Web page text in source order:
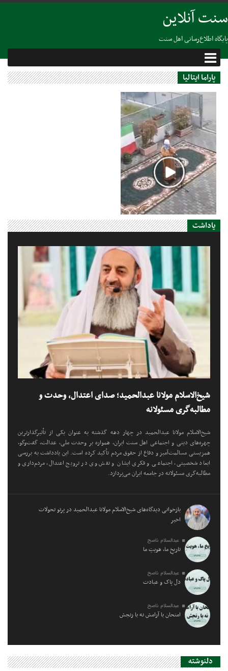
سنت آنلاین
پایگاه اطلاع‌رسانی اهل سنت
پاراما ایتالیا
28 آوریل 2020
پخش اذان از بلندگو برای
ایتالیا+فیلم
یاداشت
شیخ‌الاسلام مولانا عبدالحمید؛ صدای اعتدال، وحدت و
مطالبه‌گری مسئولانه
شیخ‌الاسلام مولانا عبدالحمید در چهار دهه گذشته به عنوان یکی از تأثیرگذارترین
چهره‌های دینی و اجتماعی اهل سنت ایران، همواره بر وحدت ملی، عدالت، گفت‌وگو،
همزیستی مسالمت‌آمیز و دفاع از حقوق مردم تأکید کرده است. این یادداشت به بررسی
ابعاد شخصیتی، اجتماعی و فکری ایشان و نقش وی در ترویج اعتدال، مردم‌داری و
مطالبه‌گری مسئولانه در جامعه ایران می‌پردازد.
بازخوانی دیدگاه‌های شیخ‌الاسلام مولانا عبدالحمید در پرتو تحولات
اخیر
عبدالسلام ناصح
تاریخِ ما، هویتِ ما
عبدالسلام ناصح
دل پاک و عبادت
عبدالسلام ناصح
امتحان با آرامش نه با رنجش
دلنوشته